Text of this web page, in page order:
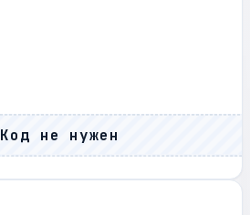
Код не нужен